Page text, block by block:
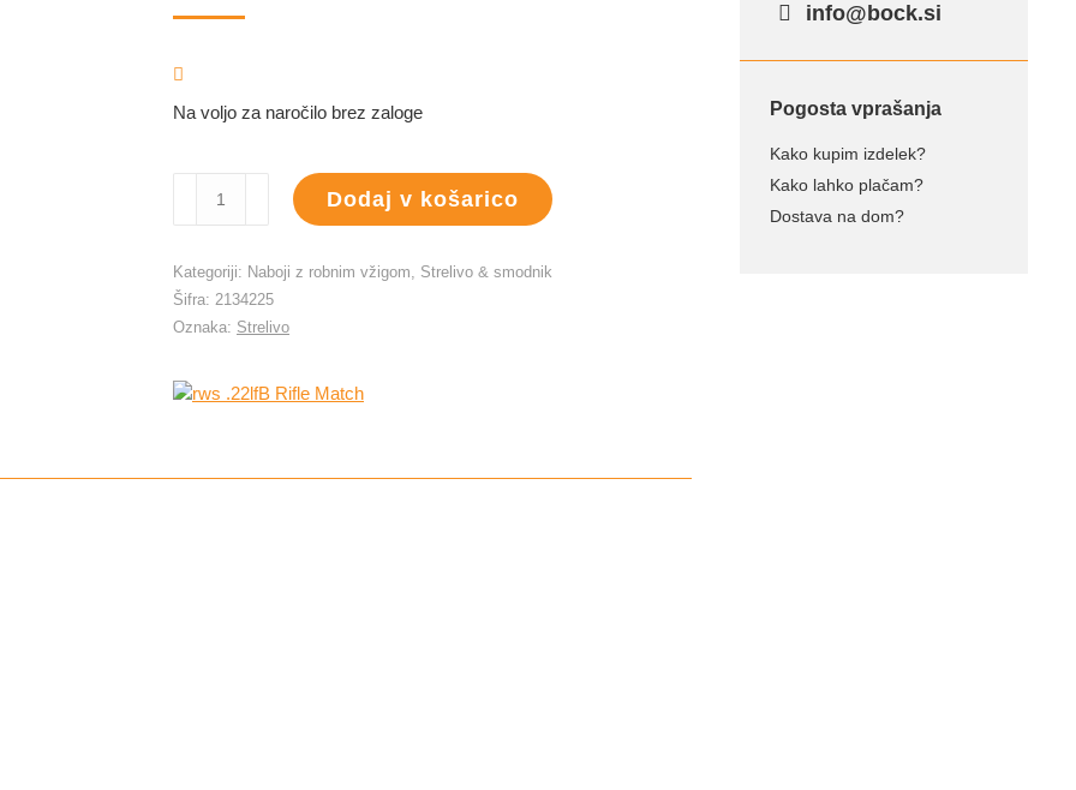
Na voljo za naročilo brez zaloge
količina
Dodaj v košarico
Kategoriji: Naboji z robnim vžigom, Strelivo & smodnik
Šifra: 2134225
Oznaka: Strelivo
info@bock.si
Pogosta vprašanja
Kako kupim izdelek?
Kako lahko plačam?
Dostava na dom?